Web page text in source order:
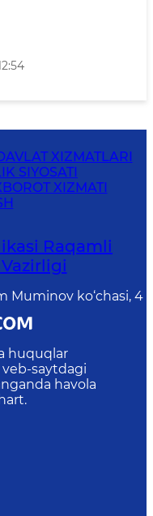
XIZMATLARI
SIYOSATI
XIZMATI
Raqamli
Muminov ko‘chasi, 4
huquqlar
saytdagi
havola